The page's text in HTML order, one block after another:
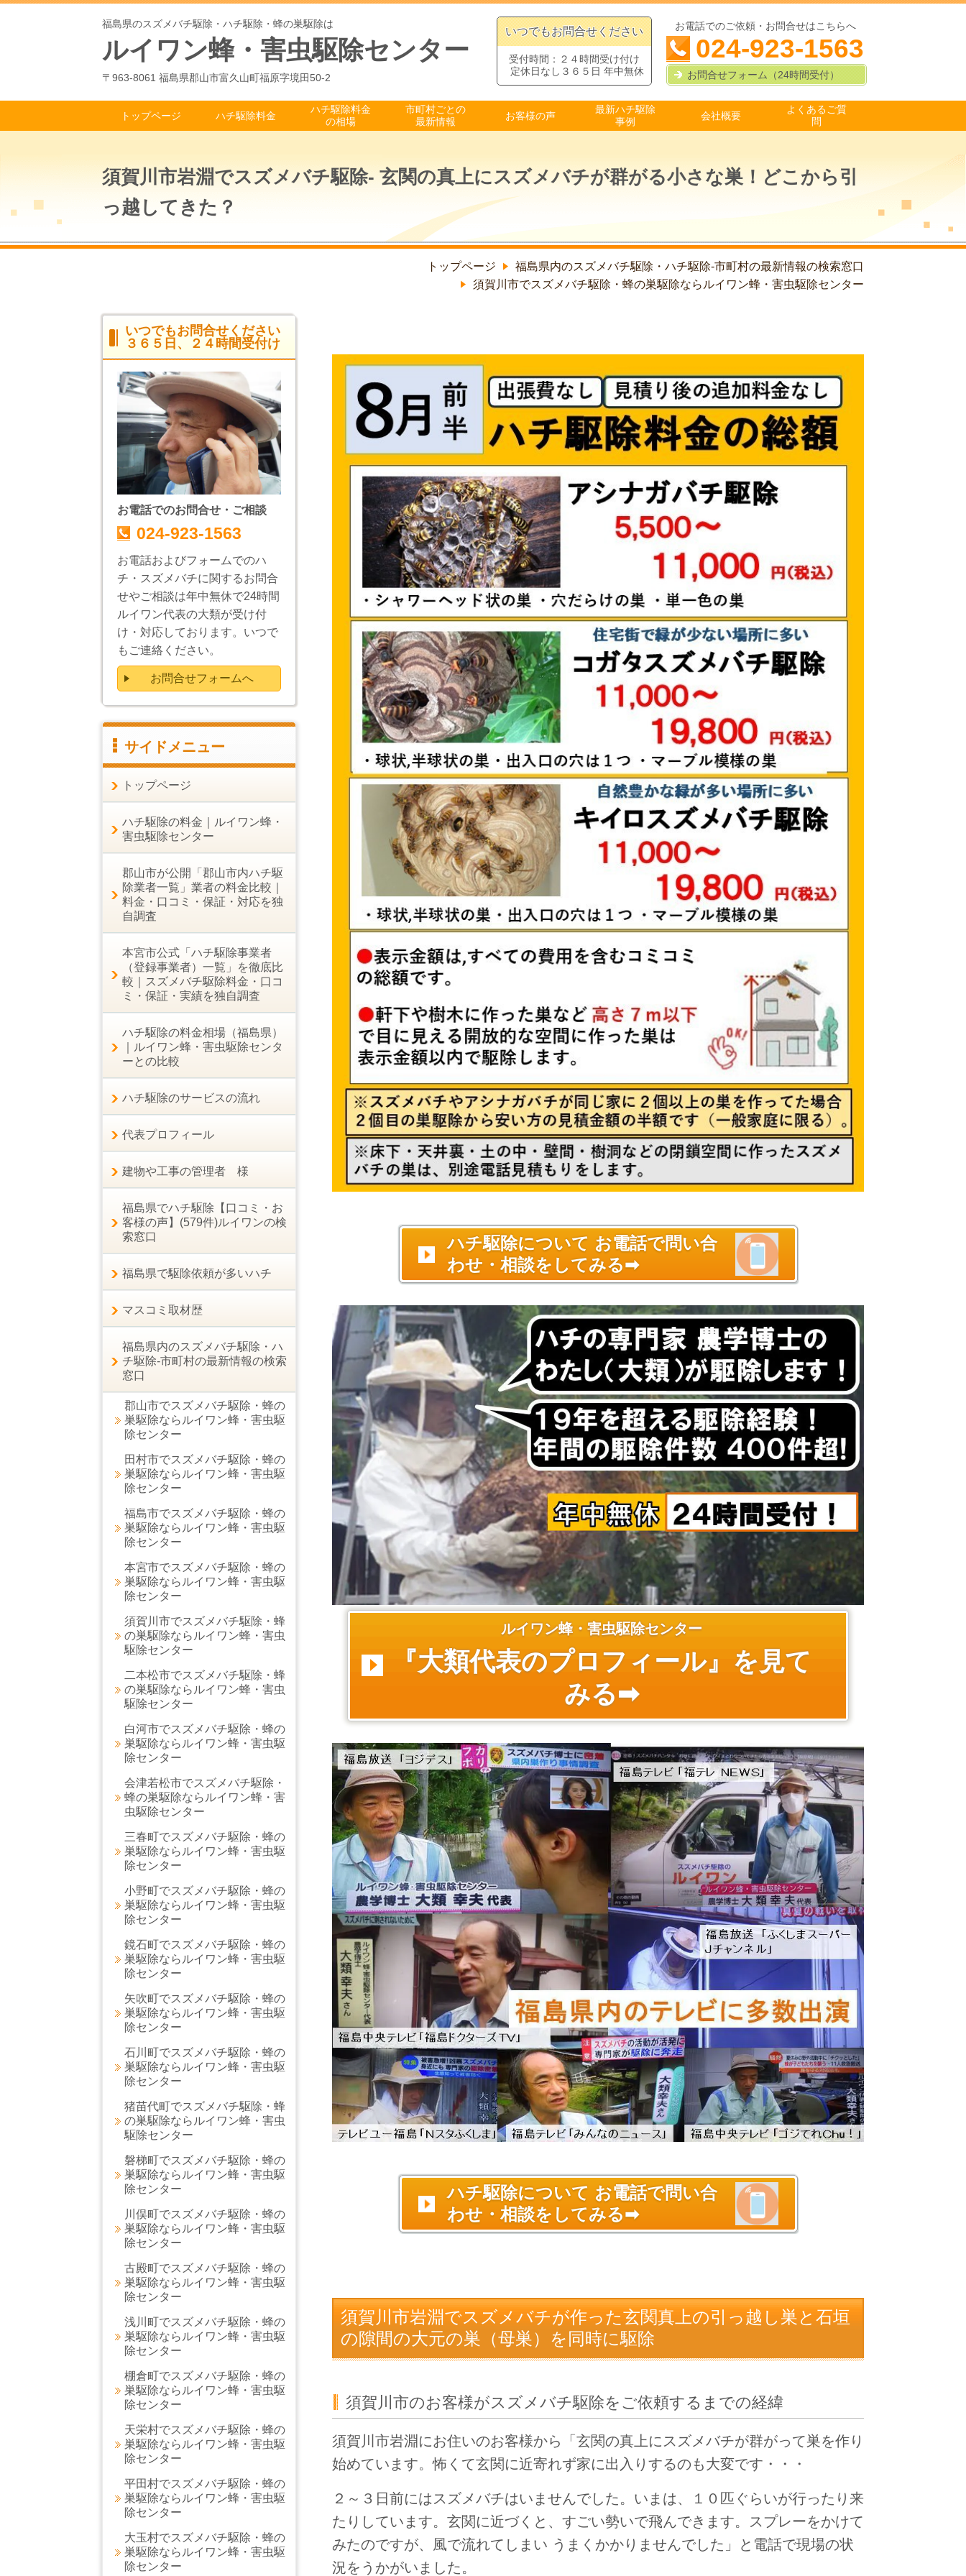
福島県のスズメバチ駆除・ハチ駆除・蜂の巣駆除は
ルイワン蜂・害虫駆除センター
〒963-8061 福島県郡山市富久山町福原字境田50-2
いつでもお問合せください
受付時間：２４時間受け付け
定休日なし３６５日 年中無休
お電話でのご依頼・お問合せはこちらへ
024-923-1563
お問合せフォーム（24時間受付）
トップページ ハチ駆除料金
ハチ駆除料金
の相場
市町村ごとの
最新情報
お客様の声
最新ハチ駆除
事例
会社概要
よくあるご質
問
須賀川市岩淵でスズメバチ駆除- 玄関の真上にスズメバチが群がる小さな巣！どこから引
っ越してきた？
トップページ
福島県内のスズメバチ駆除・ハチ駆除-市町村の最新情報の検索窓口
須賀川市でスズメバチ駆除・蜂の巣駆除ならルイワン蜂・害虫駆除センター
ハチ駆除について お電話で問い合
わせ・相談をしてみる➡
ルイワン蜂・害虫駆除センター
『大類代表のプロフィール』を見て
みる➡
ハチ駆除について お電話で問い合
わせ・相談をしてみる➡
須賀川市岩淵でスズメバチが作った玄関真上の引っ越し巣と石垣
の隙間の大元の巣（母巣）を同時に駆除
須賀川市のお客様がスズメバチ駆除をご依頼するまでの経緯
須賀川市岩淵にお住いのお客様から「玄関の真上にスズメバチが群がって巣を作り
始めています。怖くて玄関に近寄れず家に出入りするのも大変です・・・
２～３日前にはスズメバチはいませんでした。いまは、１０匹ぐらいが行ったり来
たりしています。玄関に近づくと、 すごい勢いで飛んできます。
スプレーをかけて
みたのですが、風で流れてしまい うまくかかりませんでした 」と電話で現場の状
況をうかがいました。
いつでもお問合せください
３６５日、２４時間受付け
お電話でのお問合せ・ご相談
024-923-1563
お電話およびフォームでのハ
チ・スズメバチに関するお問合
せやご相談は年中無休で24時間
ルイワン代表の大類が受け付
け・対応しております。いつで
もご連絡ください。
お問合せフォームへ
サイドメニュー
トップページ
ハチ駆除の料金｜ルイワン蜂・
害虫駆除センター
郡山市が公開「郡山市内ハチ駆
除業者一覧」業者の料金比較｜
料金・口コミ・保証・対応を独
自調査
本宮市公式「ハチ駆除事業者
（登録事業者）一覧」を徹底比
較｜スズメバチ駆除料金・口コ
ミ・保証・実績を独自調査
ハチ駆除の料金相場（福島県）
｜ルイワン蜂・害虫駆除センタ
ーとの比較
ハチ駆除のサービスの流れ
代表プロフィール
建物や工事の管理者 様
福島県でハチ駆除【口コミ・お
客様の声】(579件)ルイワンの検
索窓口
福島県で駆除依頼が多いハチ
マスコミ取材歴
福島県内のスズメバチ駆除・ハ
チ駆除-市町村の最新情報の検索
窓口
郡山市でスズメバチ駆除・蜂の
巣駆除ならルイワン蜂・害虫駆
除センター
田村市でスズメバチ駆除・蜂の
巣駆除ならルイワン蜂・害虫駆
除センター
福島市でスズメバチ駆除・蜂の
巣駆除ならルイワン蜂・害虫駆
除センター
本宮市でスズメバチ駆除・蜂の
巣駆除ならルイワン蜂・害虫駆
除センター
須賀川市でスズメバチ駆除・蜂
の巣駆除ならルイワン蜂・害虫
駆除センター
二本松市でスズメバチ駆除・蜂
の巣駆除ならルイワン蜂・害虫
駆除センター
白河市でスズメバチ駆除・蜂の
巣駆除ならルイワン蜂・害虫駆
除センター
会津若松市でスズメバチ駆除・
蜂の巣駆除ならルイワン蜂・害
虫駆除センター
三春町でスズメバチ駆除・蜂の
巣駆除ならルイワン蜂・害虫駆
除センター
小野町でスズメバチ駆除・蜂の
巣駆除ならルイワン蜂・害虫駆
除センター
鏡石町でスズメバチ駆除・蜂の
巣駆除ならルイワン蜂・害虫駆
除センター
矢吹町でスズメバチ駆除・蜂の
巣駆除ならルイワン蜂・害虫駆
除センター
石川町でスズメバチ駆除・蜂の
巣駆除ならルイワン蜂・害虫駆
除センター
猪苗代町でスズメバチ駆除・蜂
の巣駆除ならルイワン蜂・害虫
駆除センター
磐梯町でスズメバチ駆除・蜂の
巣駆除ならルイワン蜂・害虫駆
除センター
川俣町でスズメバチ駆除・蜂の
巣駆除ならルイワン蜂・害虫駆
除センター
古殿町でスズメバチ駆除・蜂の
巣駆除ならルイワン蜂・害虫駆
除センター
浅川町でスズメバチ駆除・蜂の
巣駆除ならルイワン蜂・害虫駆
除センター
棚倉町でスズメバチ駆除・蜂の
巣駆除ならルイワン蜂・害虫駆
除センター
天栄村でスズメバチ駆除・蜂の
巣駆除ならルイワン蜂・害虫駆
除センター
平田村でスズメバチ駆除・蜂の
巣駆除ならルイワン蜂・害虫駆
除センター
大玉村でスズメバチ駆除・蜂の
巣駆除ならルイワン蜂・害虫駆
除センター